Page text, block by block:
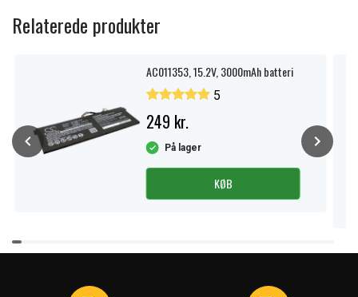
Relaterede produkter
AC011353, 15.2V, 3000mAh batteri
5
249 kr.
På lager
KØB
Item
1